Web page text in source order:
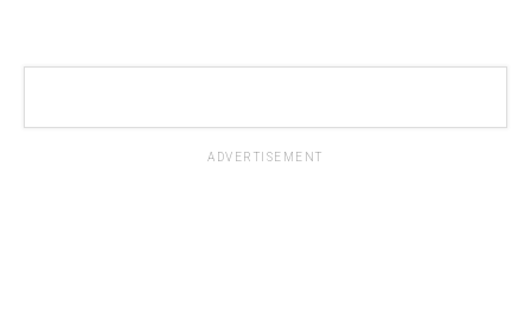
ADVERTISEMENT